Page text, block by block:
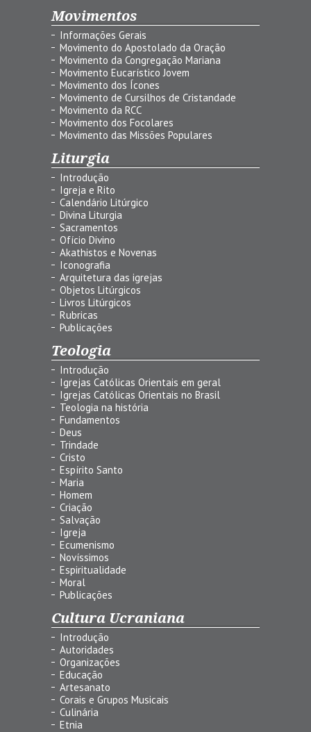
Movimentos
Informações Gerais
Movimento do Apostolado da Oração
Movimento da Congregação Mariana
Movimento Eucarístico Jovem
Movimento dos Ícones
Movimento de Cursilhos de Cristandade
Movimento da RCC
Movimento dos Focolares
Movimento das Missões Populares
Liturgia
Introdução
Igreja e Rito
Calendário Litúrgico
Divina Liturgia
Sacramentos
Ofício Divino
Akathistos e Novenas
Iconografia
Arquitetura das igrejas
Objetos Litúrgicos
Livros Litúrgicos
Rubricas
Publicações
Teologia
Introdução
Igrejas Católicas Orientais em geral
Igrejas Católicas Orientais no Brasil
Teologia na história
Fundamentos
Deus
Trindade
Cristo
Espírito Santo
Maria
Homem
Criação
Salvação
Igreja
Ecumenismo
Novíssimos
Espiritualidade
Moral
Publicações
Cultura Ucraniana
Introdução
Autoridades
Organizações
Educação
Artesanato
Corais e Grupos Musicais
Culinária
Etnia